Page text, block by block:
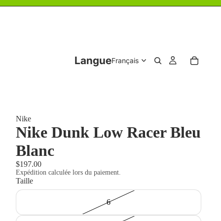
Langue
Nike
Nike Dunk Low Racer Bleu
Blanc
$197.00
Expédition calculée lors du paiement.
Taille
6